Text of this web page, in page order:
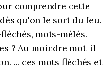
comprendre cette
qu'on le sort du feu.
mots-mélés.
? Au moindre mot, il
... ces mots fléchés et